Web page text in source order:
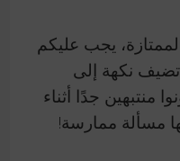
الممتازة، يجب عليكم
تضيف نكهة إلى
منتبهين جدًا أثناء
مسألة ممارسة!